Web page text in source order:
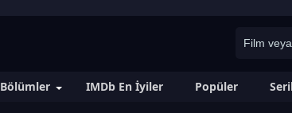
Bölümler IMDb En İyiler Popüler